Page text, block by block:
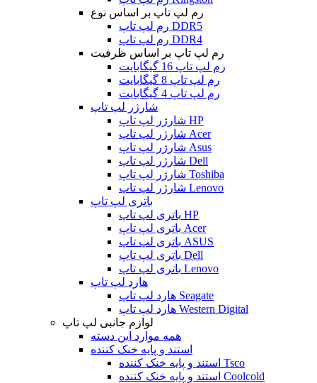
رم لپ تاپ بر اساس نوع
رم لپ تاپ DDR5
رم لپ تاپ DDR4
رم لپ تاپ بر اساس ظرفیت
رم لپ تاپ 16 گیگابایت
رم لپ تاپ 8 گیگابایت
رم لپ تاپ 4 گیگابایت
شارژر لپ تاپ
شارژر لپ تاپ HP
شارژر لپ تاپ Acer
شارژر لپ تاپ Asus
شارژر لپ تاپ Dell
شارژر لپ تاپ Toshiba
شارژر لپ تاپ Lenovo
باتری لپ تاپ
باتری لپ تاپ HP
باتری لپ تاپ Acer
باتری لپ تاپ ASUS
باتری لپ تاپ Dell
باتری لپ تاپ Lenovo
هارد لپ تاپ
هارد لپ تاپ Seagate
هارد لپ تاپ Western Digital
لوازم جانبی لپ تاپ
همه موارد این دسته
استند و پایه خنک کننده
استند و پایه خنک کننده Tsco
استند و پایه خنک کننده Coolcold